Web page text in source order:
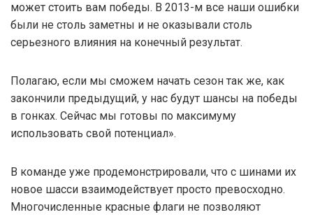
может стоить вам победы. В 2013-м все наши ошибки
были не столь заметны и не оказывали столь
серьезного влияния на конечный результат.
Полагаю, если мы сможем начать сезон так же, как
закончили предыдущий, у нас будут шансы на победы
в гонках. Сейчас мы готовы по максимуму
использовать свой потенциал».
В команде уже продемонстрировали, что с шинами их
новое шасси взаимодействует просто превосходно.
Многочисленные красные флаги не позволяют